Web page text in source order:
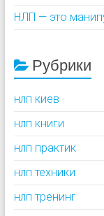
НЛП — это
Рубрики
нлп киев
нлп книги
нлп практик
нлп техники
нлп тренинг